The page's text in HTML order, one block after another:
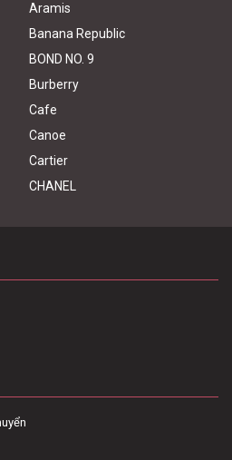
Aramis
Banana Republic
BOND NO. 9
Burberry
Cafe
Canoe
Cartier
CHANEL